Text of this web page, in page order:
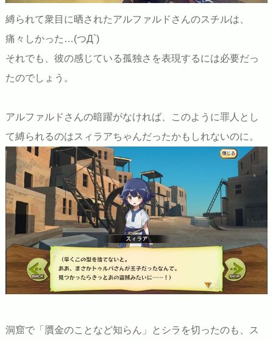
縛られて衆目に晒されたアルファルドさんのスチルは、
痛々しかった…(つД`)
それでも、彼の感じている孤独さを表現するには必要だっ
たのでしょう。
アルファルドさんの暗躍がなければ、このように罪人とし
て縛られるのはスィラアちゃんだったかもしれないのに。
洞窟で「贋金のことなど知らん」とシラを切ったのも、ス